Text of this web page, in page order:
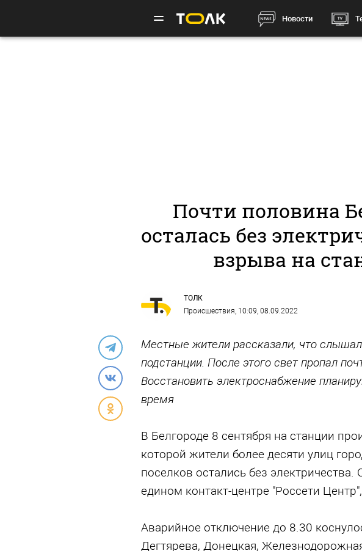
Новости
Почти половина
осталась без
взрыва на
ТОЛК
Происшествия, 10:09, 08.09.2022
Местные жители рассказали, что
подстанции. После этого свет пропал
Восстановить электроснабжение
время
В Белгороде 8 сентября на станции
которой жители более десяти улиц
поселков остались без электричества.
едином контакт-центре "Россети
Аварийное отключение до 8.30
Дегтярева, Донецкая,